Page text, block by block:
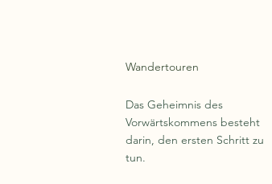
Wandertouren
Das Geheimnis des
Vorwärtskommens besteht
darin, den ersten Schritt zu
tun.